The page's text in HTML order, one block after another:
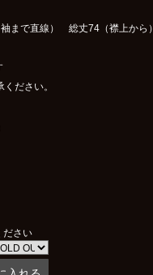
で直線） 総丈74（襟上から）
ださい。
ださい